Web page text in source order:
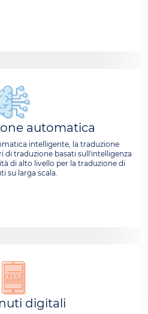
automatica
intelligente, la traduzione
traduzione basati sull'intelligenza
di alto livello per la traduzione di
su larga scala.
digitali